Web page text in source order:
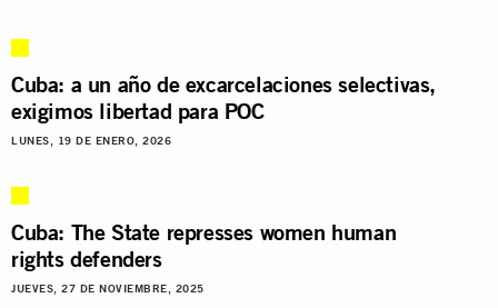
Cuba: a un año de excarcelaciones selectivas,
exigimos libertad para POC
LUNES, 19 DE ENERO, 2026
Cuba: The State represses women human
rights defenders
JUEVES, 27 DE NOVIEMBRE, 2025